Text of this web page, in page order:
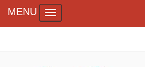
MENU Toggle navigation